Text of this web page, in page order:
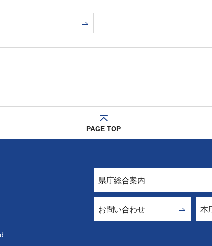
PAGE TOP
県庁総合案内
お問い合わせ 本